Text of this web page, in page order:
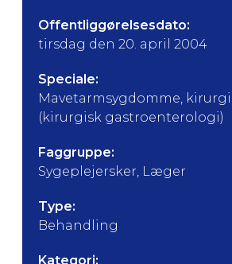
Offentliggørelsesdato:
tirsdag den 20. april 2004
Speciale:
Mavetarmsygdomme,
(kirurgisk gastroenterologi)
Faggruppe:
Sygeplejersker, Læger
Type:
Behandling
Kategori: